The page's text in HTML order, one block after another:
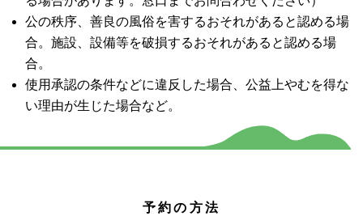
公の秩序、善良の風俗を害するおそれがあると認める場
合。施設、設備等を破損するおそれがあると認める場
合。
使用承認の条件などに違反した場合、公益上やむを得な
い理由が生じた場合など。
予約の方法